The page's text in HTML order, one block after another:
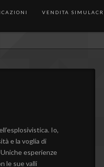
VENDITA
Io,
e la voglia di
esperienze
le sue valli